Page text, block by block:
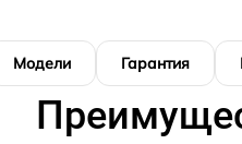
Модели Гарантия